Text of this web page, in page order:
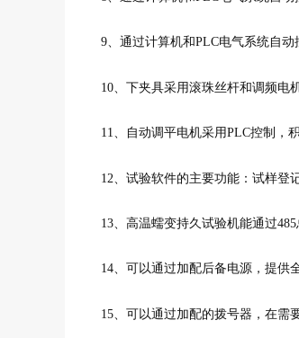
9、通过计算机和PLC电气系统自
10、下夹具采用滚珠丝杆和调频电
11、自动调平电机采用PLC控制，
12、试验软件的主要功能：试样登
13、高温蠕变持久试验机能通过
14、可以通过加配后备电源，提供
15、可以通过加配的拨号器，在需